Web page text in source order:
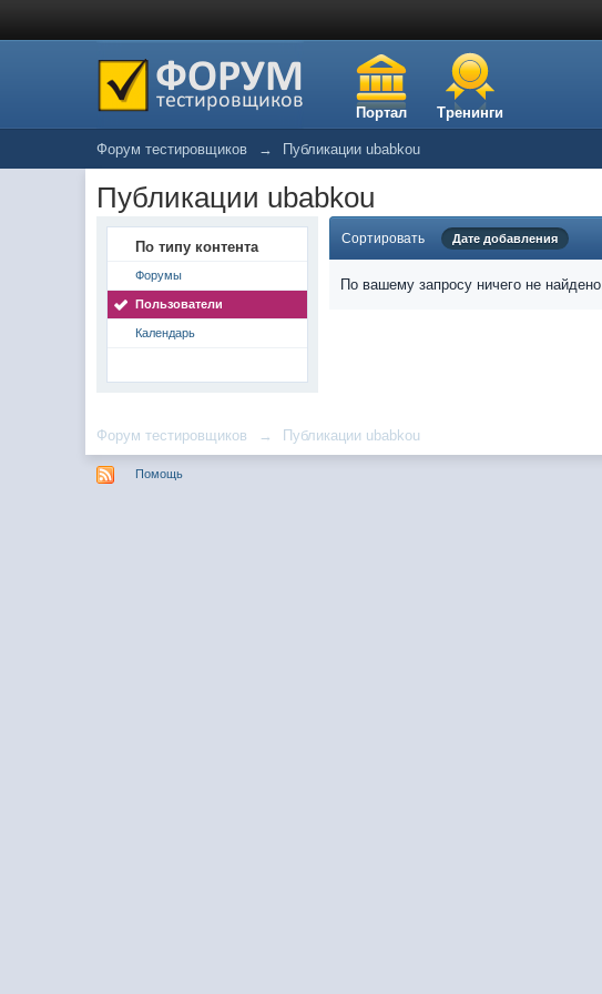
Портал Тренинги
Форум тестировщиков → Публикации ubabkou
Публикации ubabkou
По типу контента
Форумы
Пользователи
Календарь
Сортировать Дате добавления
По вашему запросу ничего не
Форум тестировщиков → Публикации ubabkou
Помощь